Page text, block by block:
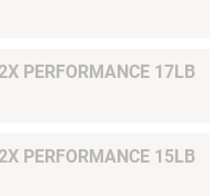
PERFORMANCE 17LB
PERFORMANCE 15LB